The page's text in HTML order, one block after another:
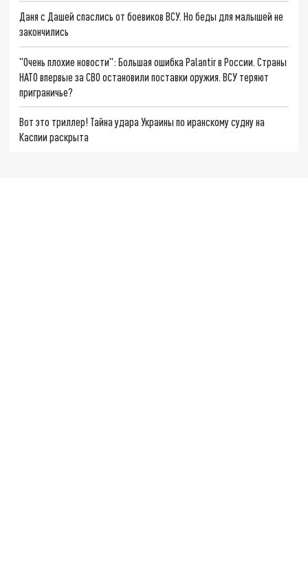
Даня с Дашей спаслись от боевиков ВСУ. Но беды для малышей не
закончились
"Очень плохие новости": Большая ошибка Palantir в России. Страны
НАТО впервые за СВО остановили поставки оружия. ВСУ теряют
приграничье?
Вот это триллер! Тайна удара Украины по иранскому судну на
Каспии раскрыта